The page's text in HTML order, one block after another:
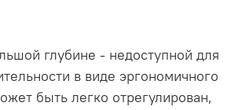
глубине - недоступной для
в виде эргономичного
быть легко отрегулирован,